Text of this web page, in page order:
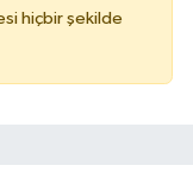
hiçbir şekilde